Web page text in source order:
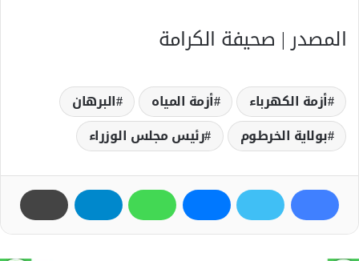
المصدر | صحيفة الكرامة
أزمة الكهرباء أزمة المياه
البرهان
بولاية الخرطوم
رئيس مجلس الوزراء